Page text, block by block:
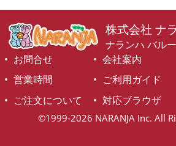
株式会社 ナ
ナランハ バル
お問合せ
会社案内
営業時間
ご利用ガイド
ご注文について
対応ブラウザ
©1999-2026 NARANJA Inc. All